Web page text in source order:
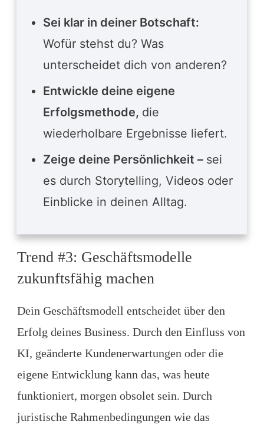
Sei klar in deiner Botschaft:
Wofür stehst du? Was
unterscheidet dich von anderen?
Entwickle deine eigene
Erfolgsmethode, die
wiederholbare Ergebnisse liefert.
Zeige deine Persönlichkeit – sei
es durch Storytelling, Videos oder
Einblicke in deinen Alltag.
Trend #3: Geschäftsmodelle
zukunftsfähig machen
Dein Geschäftsmodell entscheidet über den
Erfolg deines Business. Durch den Einfluss von
KI, geänderte Kundenerwartungen oder die
eigene Entwicklung kann das, was heute
funktioniert, morgen obsolet sein. Durch
juristische Rahmenbedingungen wie das